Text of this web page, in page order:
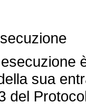
sua
del